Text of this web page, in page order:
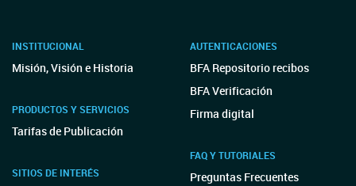
INSTITUCIONAL
Misión, Visión e Historia
PRODUCTOS Y SERVICIOS
Tarifas de Publicación
SITIOS DE INTERÉS
AUTENTICACIONES
BFA Repositorio recibos
BFA Verificación
Firma digital
FAQ Y TUTORIALES
Preguntas Frecuentes